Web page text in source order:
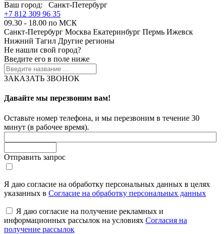
Ваш город:
Санкт-Петербург
+7 812 309 96 35
09.30 - 18.00 по МСК
Санкт-Петербург Москва Екатеринбург Пермь Ижевск
Нижний Тагил Другие регионы
Не нашли свой город?
Введите его в поле ниже
ЗАКАЗАТЬ ЗВОНОК
Давайте мы перезвоним вам!
Оставьте номер телефона, и мы перезвоним в течение 30
минут (в рабочее время).
Отправить запрос
Я даю согласие на обработку персональных данных в целях
указанных в Согласие на обработку персональных данных
Я даю согласие на получение рекламных и
информационных рассылок на условиях Согласия на
получение рассылок